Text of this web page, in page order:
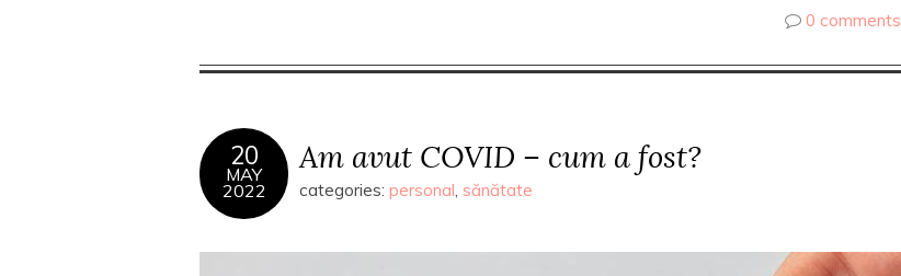
0 comments
20
MAY
2022
Am avut COVID – cum a fost?
categories: personal sănătate